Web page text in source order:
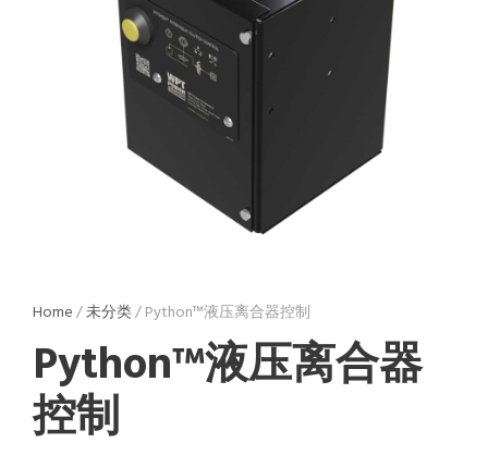
Home/未分类/ Python™液压离合器控制
Python™液压离合器
控制